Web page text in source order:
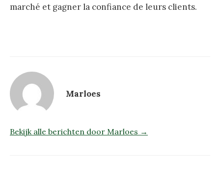
marché et gagner la confiance de leurs clients.
Marloes
Bekijk alle berichten door Marloes →